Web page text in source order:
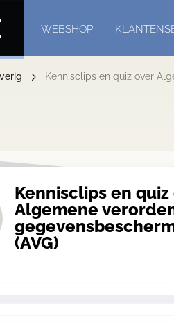
WEBSHOP
Kennisclips en quiz over
Kennisclips en quiz
Algemene
(AVG)